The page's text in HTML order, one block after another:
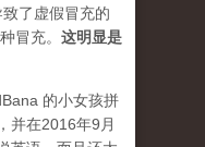
了虚假冒充的
冒充。 这明显是
的小女孩拼
并在2016年9月